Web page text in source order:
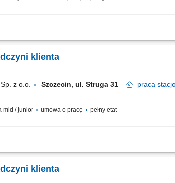
produktów oraz zapewnienie profesjonalnej obsługi.
klienta
z o.o. Szczecin, ul. Struga 31 praca
mid / junior umowa o pracę pełny etat
start z Buddym: przez pierwsze 4 miesiące będziesz
klienta